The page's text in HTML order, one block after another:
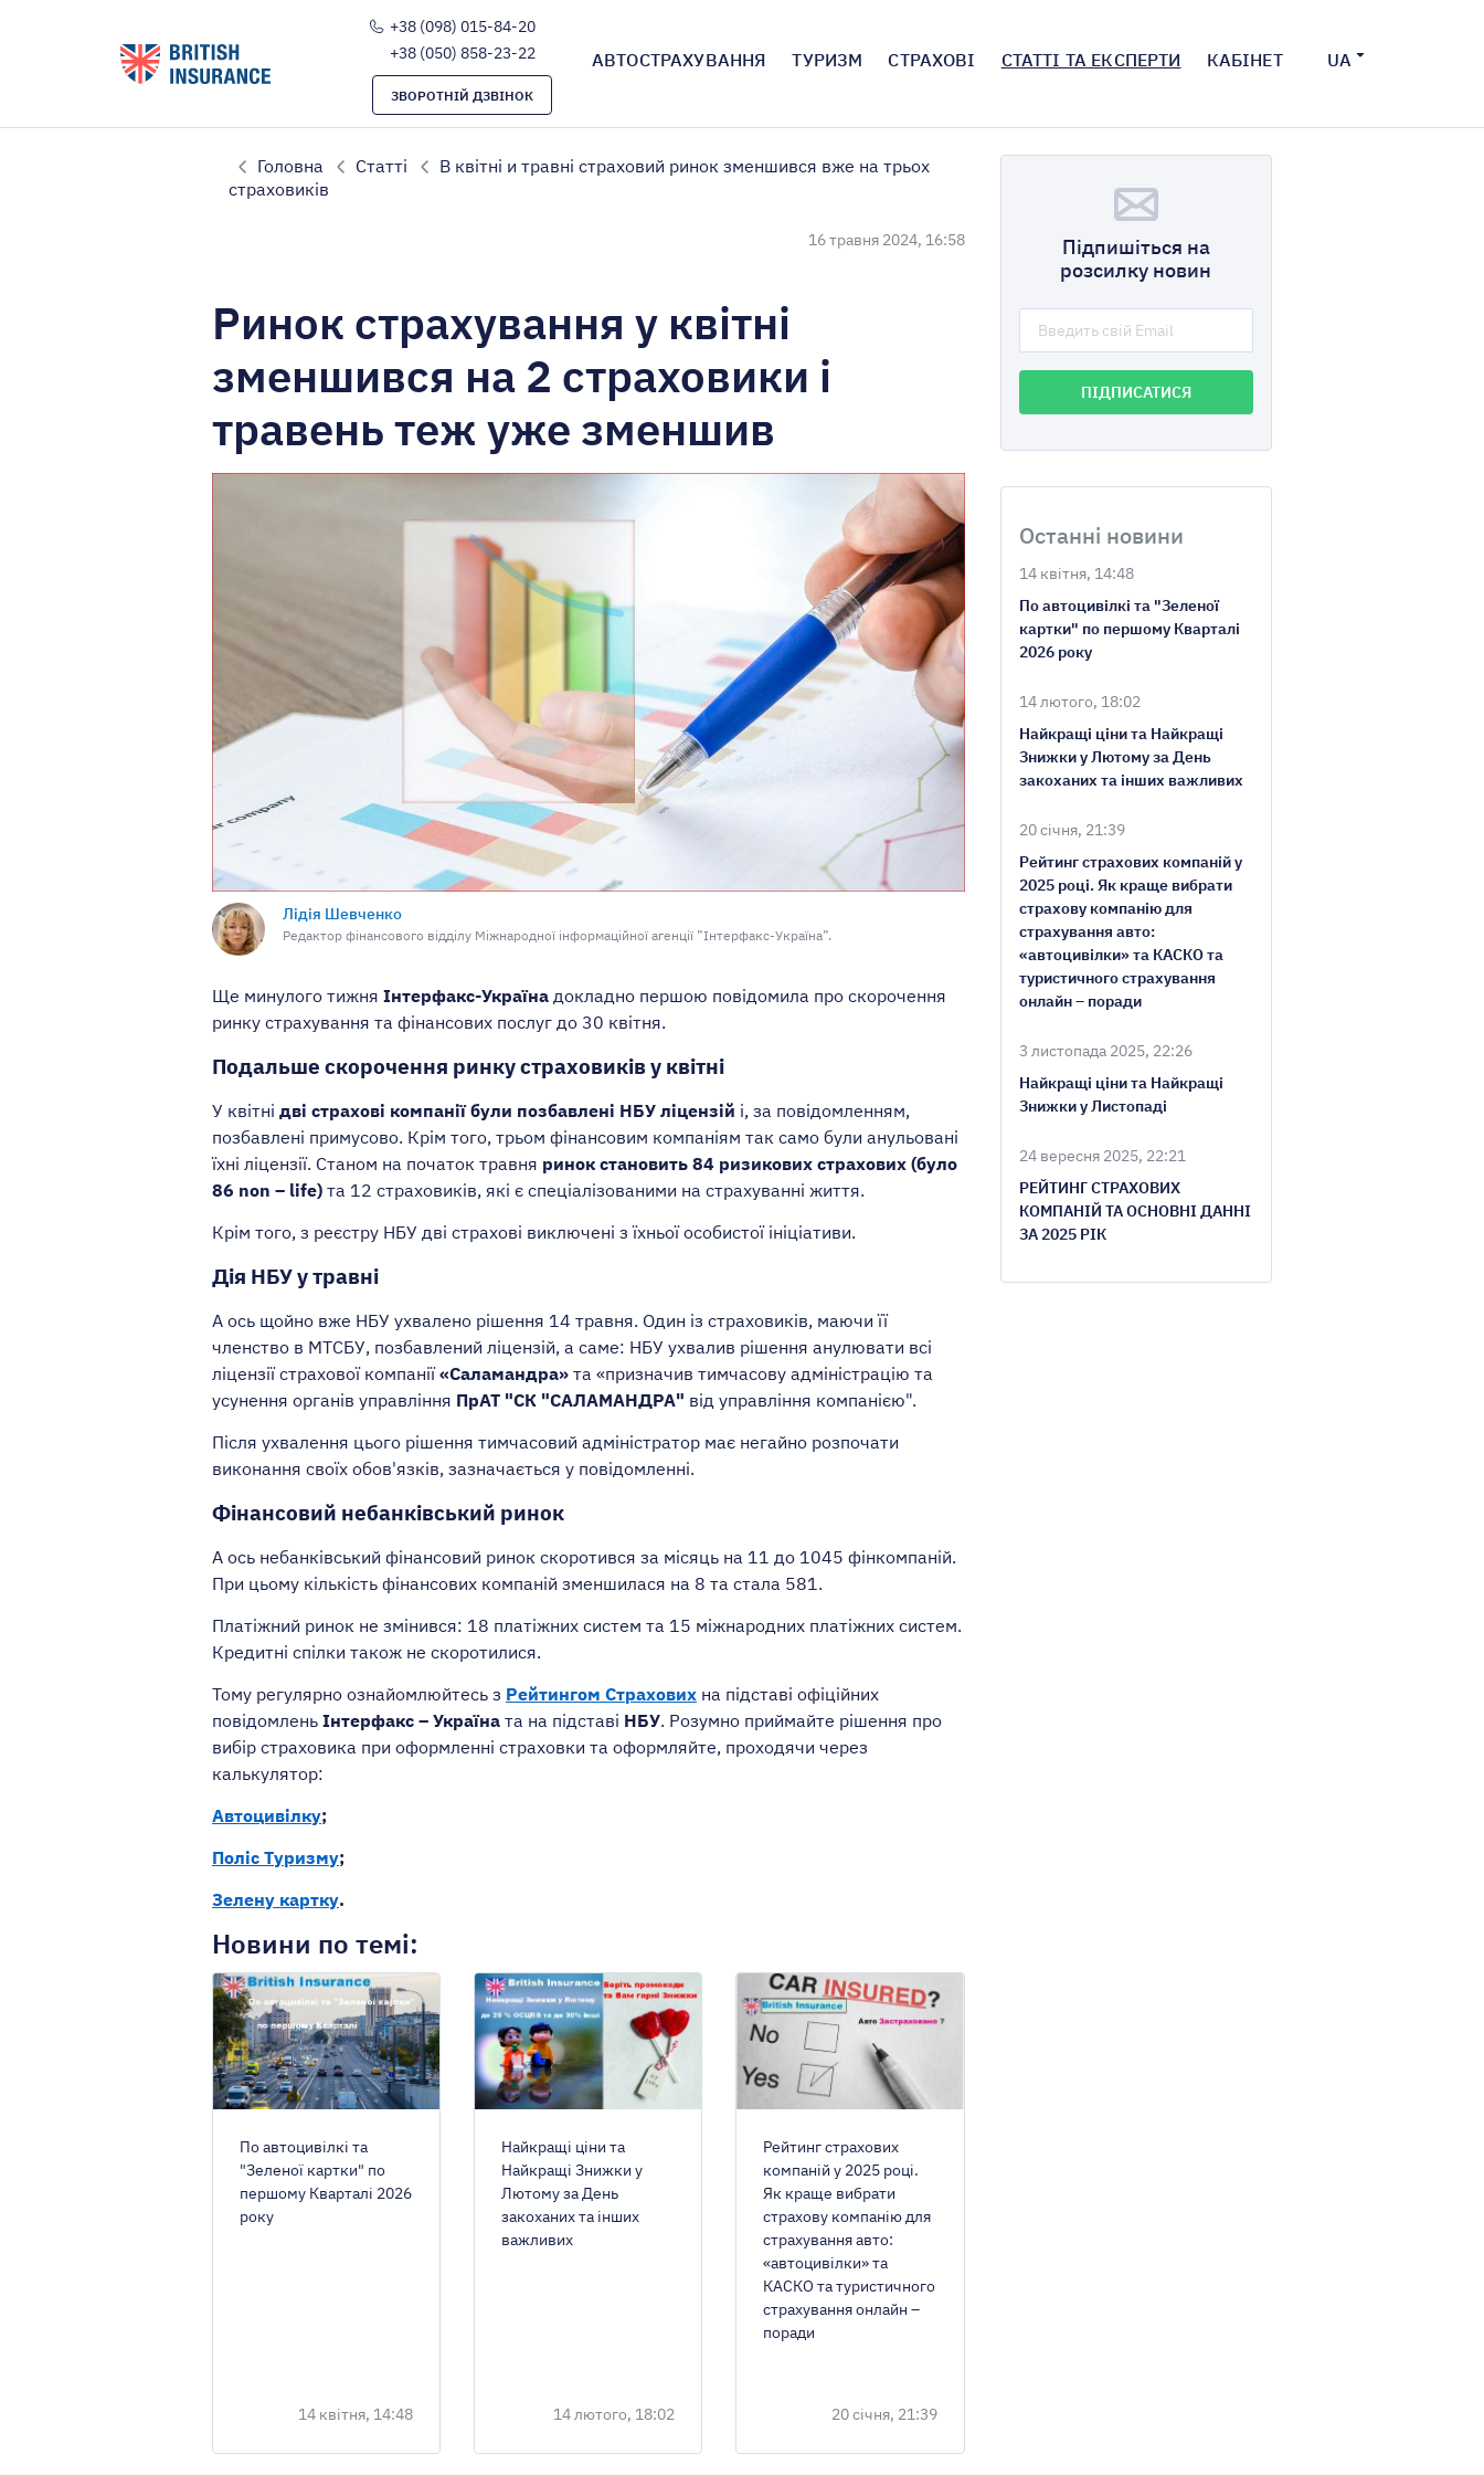
АВТОСТРАХУВАННЯ ТУРИЗМ СТРАХОВІ СТАТТІ ТА ЕКСПЕРТИ КАБІНЕТ UA
+38 (098) 015-84-20
+38 (050) 858-23-22
ЗВОРОТНІЙ ДЗВІНОК
Головна Статті
В квітні и травні страховий ринок зменшився вже на трьох
страховиків
16 травня 2024, 16:58
Ринок страхування у квітні
зменшився на 2 страховики і
травень теж уже зменшив
Лідія Шевченко
Редактор фінансового відділу Міжнародної інформаційної агенції ”Інтерфакс-Україна”.
Ще минулого тижня Інтерфакс-Україна докладно першою повідомила про скорочення
ринку страхування та фінансових послуг до 30 квітня.
Подальше скорочення ринку страховиків у квітні
У квітні дві страхові компанії були позбавлені НБУ ліцензій і, за повідомленням,
позбавлені примусово. Крім того, трьом фінансовим компаніям так само були анульовані
їхні ліцензії. Станом на початок травня ринок становить 84 ризикових страхових (було
86 non – life) та 12 страховиків, які є спеціалізованими на страхуванні життя.
Крім того, з реєстру НБУ дві страхові виключені з їхньої особистої ініціативи.
Дія НБУ у травні
А ось щойно вже НБУ ухвалено рішення 14 травня. Один із страховиків, маючи її
членство в МТСБУ, позбавлений ліцензій, а саме: НБУ ухвалив рішення анулювати всі
ліцензії страхової компанії«Саламандра» та «призначив тимчасову адміністрацію та
усунення органів управління ПрАТ "СК "САЛАМАНДРА" від управління компанією".
Після ухвалення цього рішення тимчасовий адміністратор має негайно розпочати
виконання своїх обов'язків, зазначається у повідомленні.
Фінансовий небанківський ринок
А ось небанківський фінансовий ринок скоротився за місяць на 11 до 1045 фінкомпаній.
При цьому кількість фінансових компаній зменшилася на 8 та стала 581.
Платіжний ринок не змінився: 18 платіжних систем та 15 міжнародних платіжних систем.
Кредитні спілки також не скоротилися.
Тому регулярно ознайомлюйтесь з Рейтингом Страхових на підставі офіційних
повідомлень Інтерфакс – Україна та на підставі НБУ. Розумно приймайте рішення про
вибір страховика при оформленні страховки та оформляйте, проходячи через
калькулятор:
Автоцивілку;
Поліс Туризму;
Зелену картку.
Новини по темі:
По автоцивілкі та
"Зеленої картки" по
першому Кварталі 2026
року
14 квітня, 14:48
Найкращі ціни та
Найкращі Знижки у
Лютому за День
закоханих та інших
важливих
14 лютого, 18:02
Рейтинг страхових
компаній у 2025 році.
Як краще вибрати
страхову компанію для
страхування авто:
«автоцивілки» та
КАСКО та туристичного
страхування онлайн –
поради
20 січня, 21:39
Підпишіться на
розсилку новин
Останні новини
14 квітня, 14:48
По автоцивілкі та "Зеленої
картки" по першому Кварталі
2026 року
14 лютого, 18:02
Найкращі ціни та Найкращі
Знижки у Лютому за День
закоханих та інших важливих
20 січня, 21:39
Рейтинг страхових компаній у
2025 році. Як краще вибрати
страхову компанію для
страхування авто:
«автоцивілки» та КАСКО та
туристичного страхування
онлайн – поради
3 листопада 2025, 22:26
Найкращі ціни та Найкращі
Знижки у Листопаді
24 вересня 2025, 22:21
РЕЙТИНГ СТРАХОВИХ
КОМПАНІЙ ТА ОСНОВНІ ДАННІ
ЗА 2025 РІК